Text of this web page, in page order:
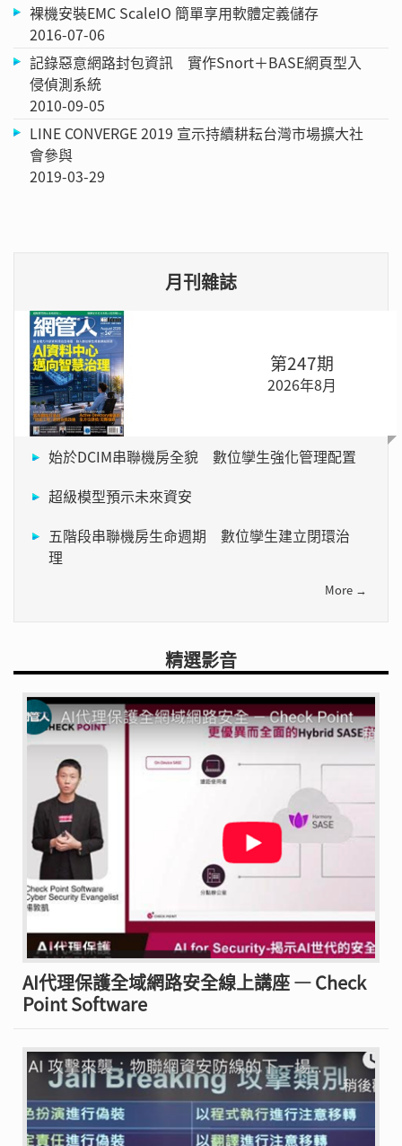
裸機安裝EMC ScaleIO 簡單享用軟體定義儲存
2016-07-06
記錄惡意網路封包資訊 實作Snort＋BASE網頁型入
侵偵測系統
2010-09-05
LINE CONVERGE 2019 宣示持續耕耘台灣市場擴大社
會參與
2019-03-29
月刊雜誌
第247期
2026年8月
始於DCIM串聯機房全貌 數位孿生強化管理配置
超級模型預示未來資安
五階段串聯機房生命週期 數位孿生建立閉環治
理
More →
精選影音
AI代理保護全域網路安全線上講座 — Check
Point Software